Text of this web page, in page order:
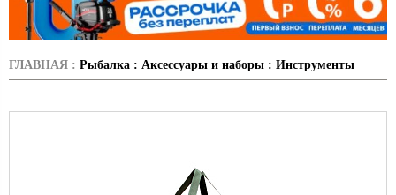
ГЛАВНАЯ : Рыбалка : Аксессуары и наборы : Инструменты